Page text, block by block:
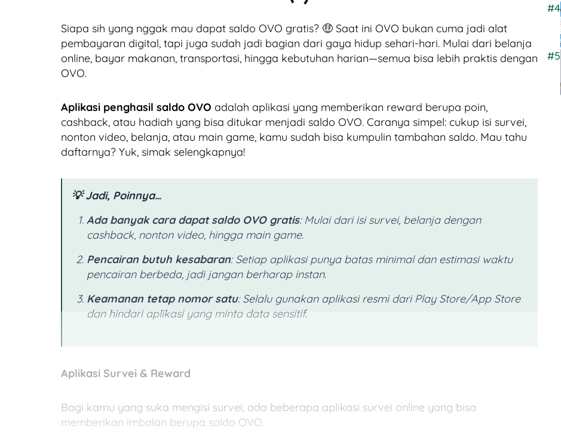
Siapa sih yang nggak mau dapat saldo OVO gratis? 🤑 Saat ini OVO bukan cuma jadi alat
pembayaran digital, tapi juga sudah jadi bagian dari gaya hidup sehari-hari. Mulai dari belanja
online, bayar makanan, transportasi, hingga kebutuhan harian—semua bisa lebih praktis dengan
OVO.
Aplikasi penghasil saldo OVO adalah aplikasi yang memberikan reward berupa poin,
cashback, atau hadiah yang bisa ditukar menjadi saldo OVO. Caranya simpel: cukup isi survei,
nonton video, belanja, atau main game, kamu sudah bisa kumpulin tambahan saldo. Mau tahu
daftarnya? Yuk, simak selengkapnya!
💡 Jadi, Poinnya…
Ada banyak cara dapat saldo OVO gratis: Mulai dari isi survei, belanja dengan
cashback, nonton video, hingga main game.
Pencairan butuh kesabaran: Setiap aplikasi punya batas minimal dan estimasi waktu
pencairan berbeda, jadi jangan berharap instan.
Keamanan tetap nomor satu: Selalu gunakan aplikasi resmi dari Play Store/App Store
dan hindari aplikasi yang minta data sensitif.
Aplikasi Survei & Reward
Bagi kamu yang suka mengisi survei, ada beberapa aplikasi survei online yang bisa
memberikan imbalan berupa saldo OVO.
#4
#5